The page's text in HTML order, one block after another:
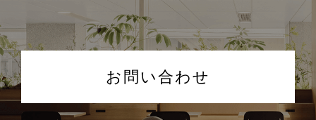
お問い合わせ